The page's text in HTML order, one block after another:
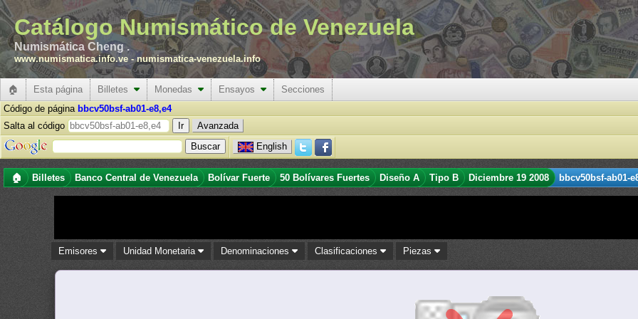
Catálogo Numismático de Venezuela
Numismática Cheng .
www.numismatica.info.ve -numismatica-venezuela.info
🏠 Esta página Billetes Monedas Ensayos
Secciones
Código de página bbcv50bsf-ab01-e8,e4
Salta al código
Avanzada
English
🏠 Billetes Banco Central de Venezuela Bolívar Fuerte 50 Bolívares Fuertes Diseño A Tipo B Diciembre 19 2008 bbcv50bsf-ab01-
Emisores Unidad Monetaria Denominaciones Clasificaciones Piezas